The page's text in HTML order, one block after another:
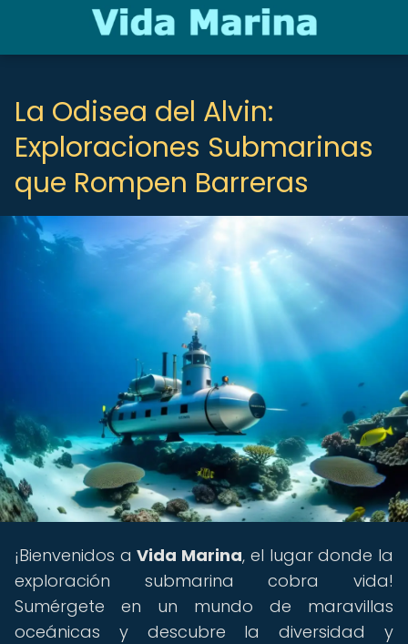
La Odisea del Alvin:
Exploraciones Submarinas
que Rompen Barreras
¡Bienvenidos aVida Marina, el lugar donde la
exploración submarina cobra vida!
Sumérgete en un mundo de maravillas
oceánicas y descubre la diversidad y